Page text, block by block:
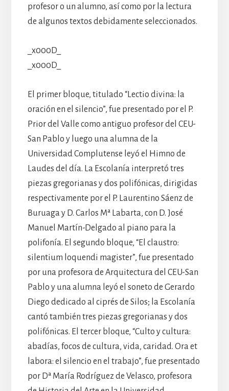
profesor o un alumno, así como por la lectura
de algunos textos debidamente seleccionados.
_x000D_
_x000D_
El primer bloque, titulado “Lectio divina: la
oración en el silencio”, fue presentado por el P.
Prior del Valle como antiguo profesor del CEU-
San Pablo y luego una alumna de la
Universidad Complutense leyó el Himno de
Laudes del día. La Escolanía interpretó tres
piezas gregorianas y dos polifónicas, dirigidas
respectivamente por el P. Laurentino Sáenz de
Buruaga y D. Carlos Mª Labarta, con D. José
Manuel Martín-Delgado al piano para la
polifonía. El segundo bloque, “El claustro:
silentium loquendi magister”, fue presentado
por una profesora de Arquitectura del CEU-San
Pablo y una alumna leyó el soneto de Gerardo
Diego dedicado al ciprés de Silos; la Escolanía
cantó también tres piezas gregorianas y dos
polifónicas. El tercer bloque, “Culto y cultura:
abadías, focos de cultura, vida, caridad. Ora et
labora: el silencio en el trabajo”, fue presentado
por Dª María Rodríguez de Velasco, profesora